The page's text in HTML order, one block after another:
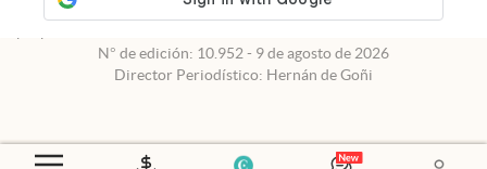
cronista.com
es propiedad de El Cronista Comercial S.A Registro de
N° de edición: 10.952 - 9 de agosto de 2026
Director Periodístico: Hernán de Goñi